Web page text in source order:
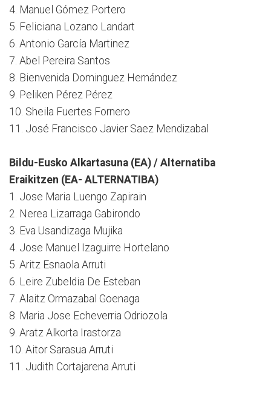
4. Manuel Gómez Portero
5. Feliciana Lozano Landart
6. Antonio García Martinez
7. Abel Pereira Santos
8. Bienvenida Dominguez Hernández
9. Peliken Pérez Pérez
10. Sheila Fuertes Fornero
11. José Francisco Javier Saez Mendizabal
Bildu-Eusko Alkartasuna (EA) / Alternatiba
Eraikitzen (EA- ALTERNATIBA)
1. Jose Maria Luengo Zapirain
2. Nerea Lizarraga Gabirondo
3. Eva Usandizaga Mujika
4. Jose Manuel Izaguirre Hortelano
5. Aritz Esnaola Arruti
6. Leire Zubeldia De Esteban
7. Alaitz Ormazabal Goenaga
8. Maria Jose Echeverria Odriozola
9. Aratz Alkorta Irastorza
10. Aitor Sarasua Arruti
11. Judith Cortajarena Arruti